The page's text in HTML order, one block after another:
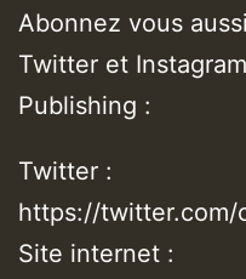
Abonnez vous
Twitter et
Publishing :
Twitter :
https://twitter.com/
Site internet :